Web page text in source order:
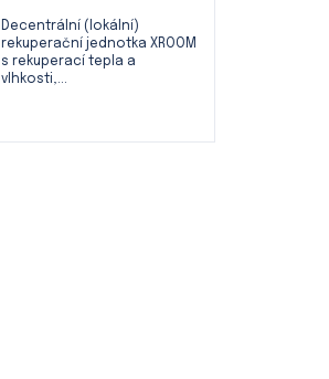
Decentrální (lokální)
rekuperační jednotka XROOM
s rekuperací tepla a
vlhkosti,...